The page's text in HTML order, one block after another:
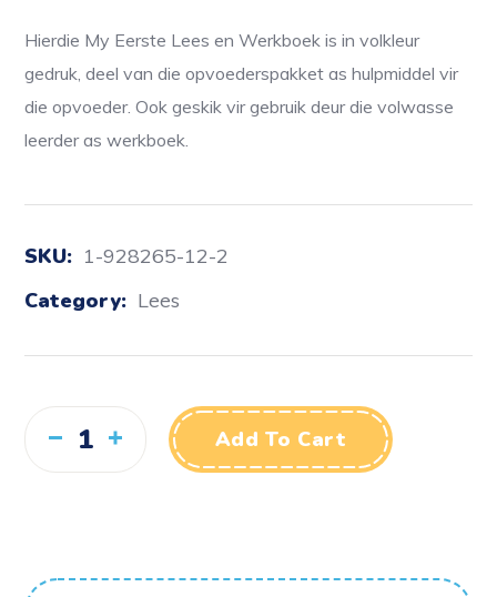
Hierdie My Eerste Lees en Werkboek is in volkleur
gedruk, deel van die opvoederspakket as hulpmiddel vir
die opvoeder. Ook geskik vir gebruik deur die volwasse
leerder as werkboek.
SKU: 1-928265-12-2
Category: Lees
Add To Cart